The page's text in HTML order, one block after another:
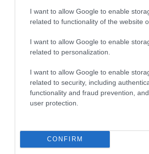
I want to allow Google to enable
related to functionality of the website
I want to allow Google to enable
related to personalization.
I want to allow Google to enable
related to security, including
functionality and fraud prevention,
user protection.
CONFIRM